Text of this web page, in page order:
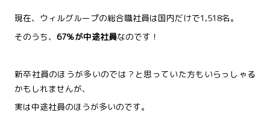
現在、ウィルグループの総合職社員は国内だけで1,518名。
そのうち、 67％が中途社員なのです！
新卒社員のほうが多いのでは？と思っていた方もいらっしゃる
かもしれませんが、
実は中途社員のほうが多いのです。